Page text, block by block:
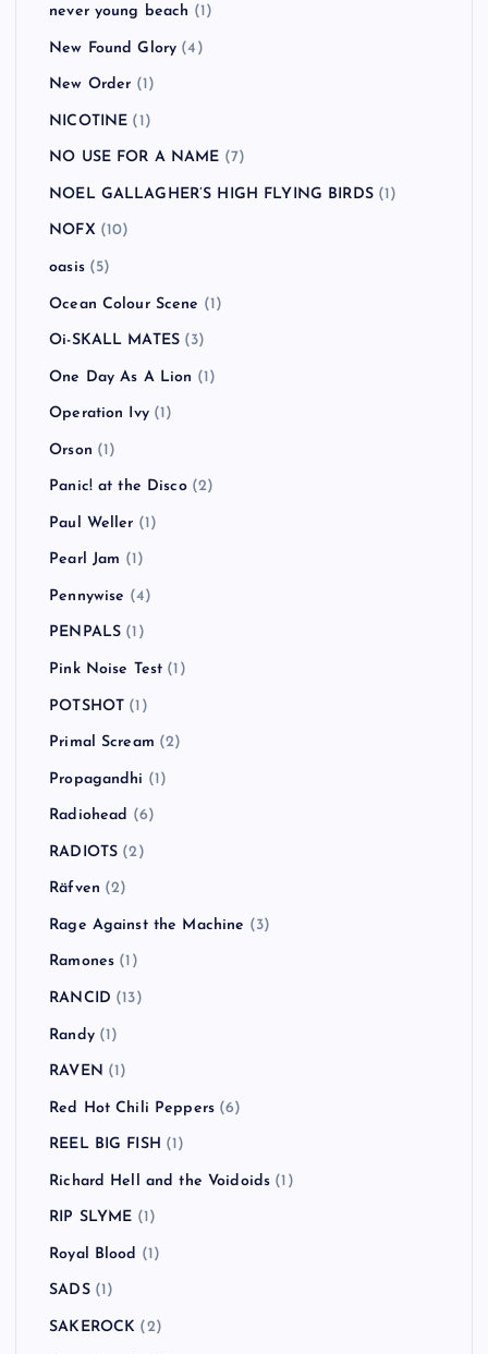
never young beach (1)
New Found Glory (4)
New Order (1)
NICOTINE (1)
NO USE FOR A NAME (7)
NOEL GALLAGHER’S HIGH FLYING BIRDS(1)
NOFX (10)
oasis(5)
Ocean Colour Scene (1)
Oi-SKALL MATES (3)
One Day As A Lion (1)
Operation Ivy(1)
Orson (1)
Panic! at the Disco(2)
Paul Weller (1)
Pearl Jam (1)
Pennywise (4)
PENPALS (1)
Pink Noise Test (1)
POTSHOT (1)
Primal Scream (2)
Propagandhi (1)
Radiohead (6)
RADIOTS (2)
Räfven (2)
Rage Against the Machine (3)
Ramones (1)
RANCID (13)
Randy(1)
RAVEN (1)
Red Hot Chili Peppers (6)
REEL BIG FISH (1)
Richard Hell and the Voidoids (1)
RIP SLYME (1)
Royal Blood (1)
SADS(1)
SAKEROCK (2)